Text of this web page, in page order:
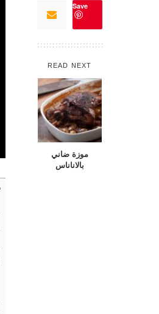
Save
READ NEXT
موزة ضاني
بالاناناس